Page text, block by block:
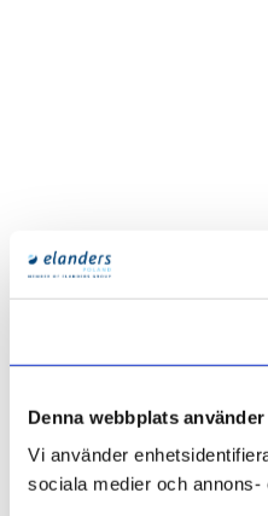
Denna webbplats
Vi använder
sociala medier och